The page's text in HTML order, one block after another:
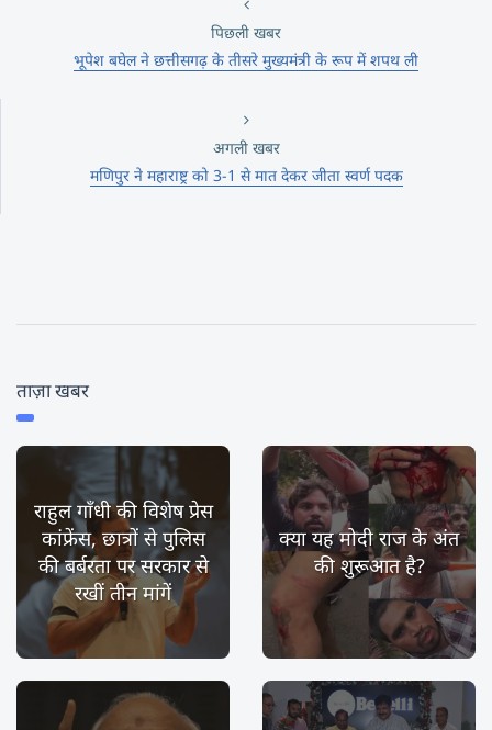
पिछली खबर
भूपेश बघेल ने छत्तीसगढ़ के तीसरे मुख्यमंत्री के रूप में शपथ ली
अगली खबर
मणिपुर ने महाराष्ट्र को 3-1 से मात देकर जीता स्वर्ण पदक
ताज़ा खबर
राहुल गाँधी की विशेष प्रेस
कांफ्रेंस, छात्रों से पुलिस
की बर्बरता पर सरकार से
रखीं तीन मांगें
क्या यह मोदी राज के अंत
की शुरूआत है?